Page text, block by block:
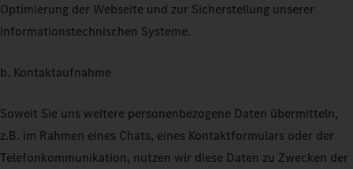
Optimierung der Webseite und zur Sicherstellung unserer
informationstechnischen Systeme.
b. Kontaktaufnahme
Soweit Sie uns weitere personenbezogene Daten übermitteln,
z.B. im Rahmen eines Chats, eines Kontaktformulars oder der
Telefonkommunikation, nutzen wir diese Daten zu Zwecken der